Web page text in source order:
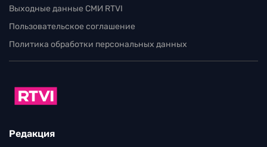
Выходные данные СМИ RTVI
Пользовательское соглашение
Политика обработки персональных данных
Редакция